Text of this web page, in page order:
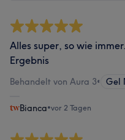
Alles super, so wie
Ergebnis
Behandelt von Aura 3• Gel
Bianca•vor 2 Tagen